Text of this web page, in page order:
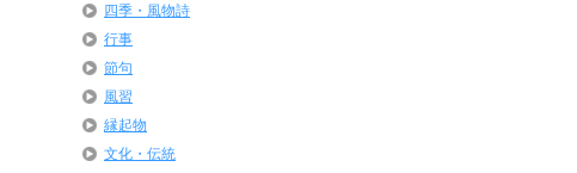
四季・風物詩
行事
節句
風習
縁起物
文化・伝統